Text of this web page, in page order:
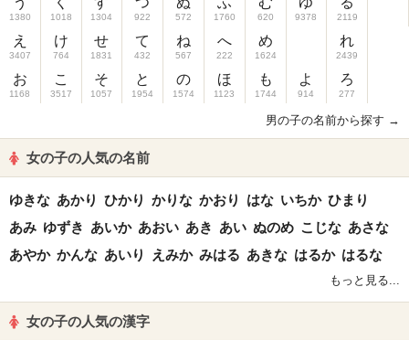
1380
え
3407
お
1168
1018
け
764
こ
3517
1304
せ
1831
そ
1057
922
て
432
と
1954
572
ね
567
の
1574
1760
へ
222
ほ
1123
620
め
1624
も
1744
9378
よ
914
2119
れ
2439
ろ
277
男の子の名前から探す →
女の子の人気の名前
ゆきな あかり ひかり かりな かおり はな いちか ひまり
あみ ゆずき あいか あおい あき あい ぬのめ こじな あさな
あやか かんな あいり えみか みはる あきな はるか はるな
もっと見る...
女の子の人気の漢字